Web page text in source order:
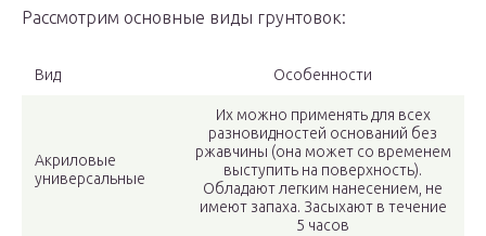
Рассмотрим основные виды грунтовок:
Вид Особенности
Акриловые
универсальные
Их можно применять для всех
разновидностей оснований без
ржавчины (она может со временем
выступить на поверхность).
Обладают легким нанесением, не
имеют запаха. Засыхают в течение
5 часов